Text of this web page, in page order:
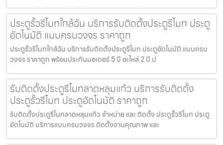
ประตูรั้วรีโมทใกล้ฉัน บริการรับติดตั้งประตูรีโมท ประตู
อัตโนมัติ แบบครบวงจร ราคาถูก
ประตูรั้วรีโมทใกล้ฉัน บริการรับติดตั้งประตูรีโมท ประตูอัตโนมัติ แบบครบ
วงจร ราคาถูก พร้อมประกันมอเตอร์ 5 ปี อะไหล่ 2 ปี ป
รับติดตั้งประตูรีโมทลาดหลุมแก้ว บริการรับติดตั้ง
ประตูรั้วรีโมท ประตูอัตโนมัติ ราคาถูก
รับติดตั้งประตูรีโมทลาดหลุมแก้ว จำหน่าย และ ติดตั้ง ประตูรั้วรีโมท ประตู
อัตโนมัติ บริการแบบครบวงจร ติดตั้งงานคุณภาพ และ